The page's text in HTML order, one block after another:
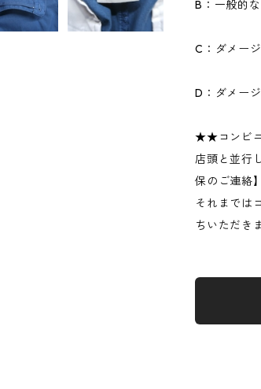
B：一般的
C：ダメー
D：ダメー
★★コンビ
店頭と並行
保のご連絡
それまでは
ちいただき